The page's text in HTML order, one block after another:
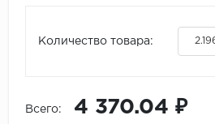
Количество товара:
Всего: 4 370.04 ₽